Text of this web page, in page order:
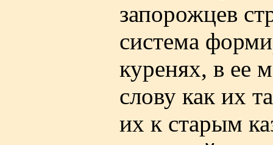
запорожцев
система
куренях, в ее
слову как их
их к старым